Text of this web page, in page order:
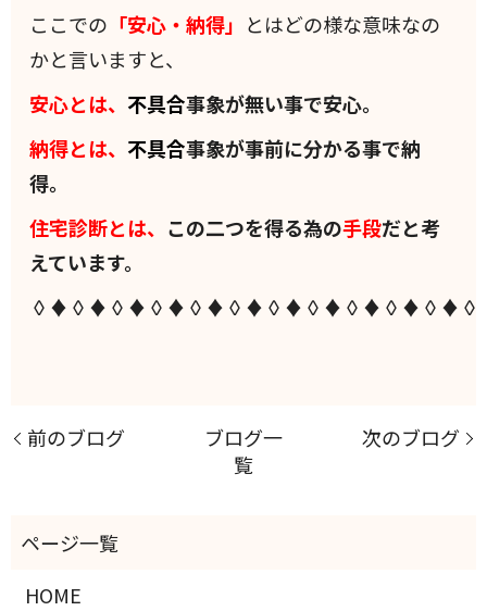
ここでの 「安心・納得」 とはどの様な意味なの
かと言いますと、
安心とは、 不具合事象が無い事で安心。
納得とは、 不具合事象が事前に分かる事で納
得。
住宅診断とは、 この二つを得る為の手段だと考
えています。
前のブログ
ブログ一
覧
次のブログ
HOME